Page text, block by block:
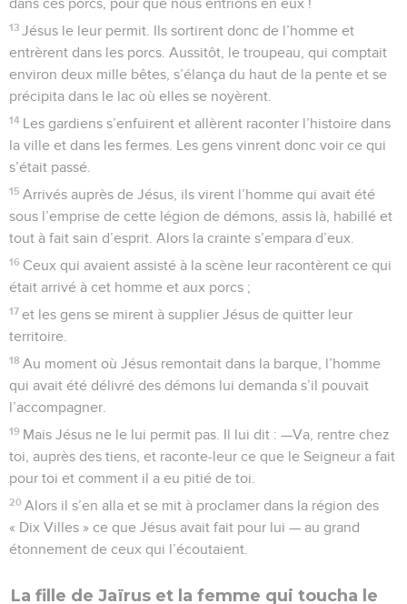
dans ces porcs, pour que nous entrions en eux !
13 Jésus le leur permit. Ils sortirent donc de l’homme et
entrèrent dans les porcs. Aussitôt, le troupeau, qui comptait
environ deux mille bêtes, s’élança du haut de la pente et se
précipita dans le lac où elles se noyèrent.
14 Les gardiens s’enfuirent et allèrent raconter l’histoire dans
la ville et dans les fermes. Les gens vinrent donc voir ce qui
s’était passé.
15 Arrivés auprès de Jésus, ils virent l’homme qui avait été
sous l’emprise de cette légion de démons, assis là, habillé et
tout à fait sain d’esprit. Alors la crainte s’empara d’eux.
16 Ceux qui avaient assisté à la scène leur racontèrent ce qui
était arrivé à cet homme et aux porcs ;
17 et les gens se mirent à supplier Jésus de quitter leur
territoire.
18 Au moment où Jésus remontait dans la barque, l’homme
qui avait été délivré des démons lui demanda s’il pouvait
l’accompagner.
19 Mais Jésus ne le lui permit pas. Il lui dit : —Va, rentre chez
toi, auprès des tiens, et raconte-leur ce que le Seigneur a fait
pour toi et comment il a eu pitié de toi.
20 Alors il s’en alla et se mit à proclamer dans la région des
« Dix Villes » ce que Jésus avait fait pour lui — au grand
étonnement de ceux qui l’écoutaient.
La fille de Jaïrus et la femme qui toucha le